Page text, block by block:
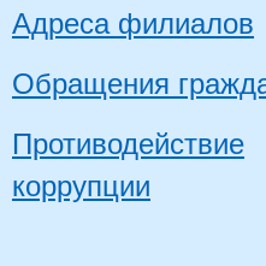
Адреса филиалов
Обращения
Противодействие
коррупции